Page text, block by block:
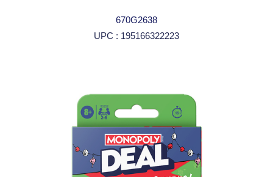
670G2638
UPC : 195166322223